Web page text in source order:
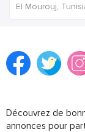
El Mourouj,
Découvrez de
annonces pour